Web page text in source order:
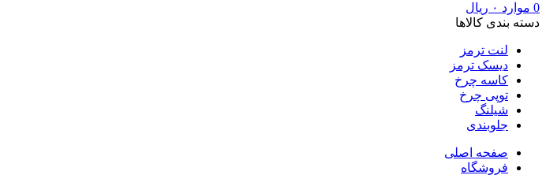
0 موارد ۰ ریال
دسته بندی کالاها
لنت ترمز
دیسک ترمز
کاسه چرخ
توپی چرخ
شیلنگ
جلوبندی
صفحه اصلی
فروشگاه